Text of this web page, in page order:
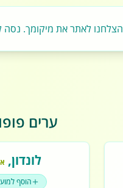
לאתר את מיקומך. נסה
ערים
לונדון,
הוסף